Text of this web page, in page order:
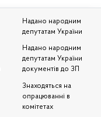
Надано народним
депутатам України
Надано народним
депутатам України
документів до ЗП
Знаходяться на
опрацюванні в
комітетах